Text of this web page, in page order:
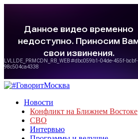
Новости
Конфликт на Ближнем Востоке
СВО
Интервью